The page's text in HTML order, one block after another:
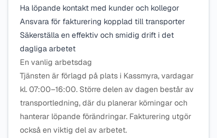
Ha löpande kontakt med kunder och kollegor
Ansvara för fakturering kopplad till transporter
Säkerställa en effektiv och smidig drift i det
dagliga arbetet
En vanlig arbetsdag
Tjänsten är förlagd på plats i Kassmyra, vardagar
kl. 07:00–16:00. Större delen av dagen består av
transportledning, där du planerar körningar och
hanterar löpande förändringar. Fakturering utgör
också en viktig del av arbetet.